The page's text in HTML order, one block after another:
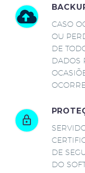
CASO
OU
DE
DADOS
DE
DO